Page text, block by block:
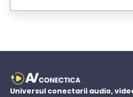
Universul conectarii audio,